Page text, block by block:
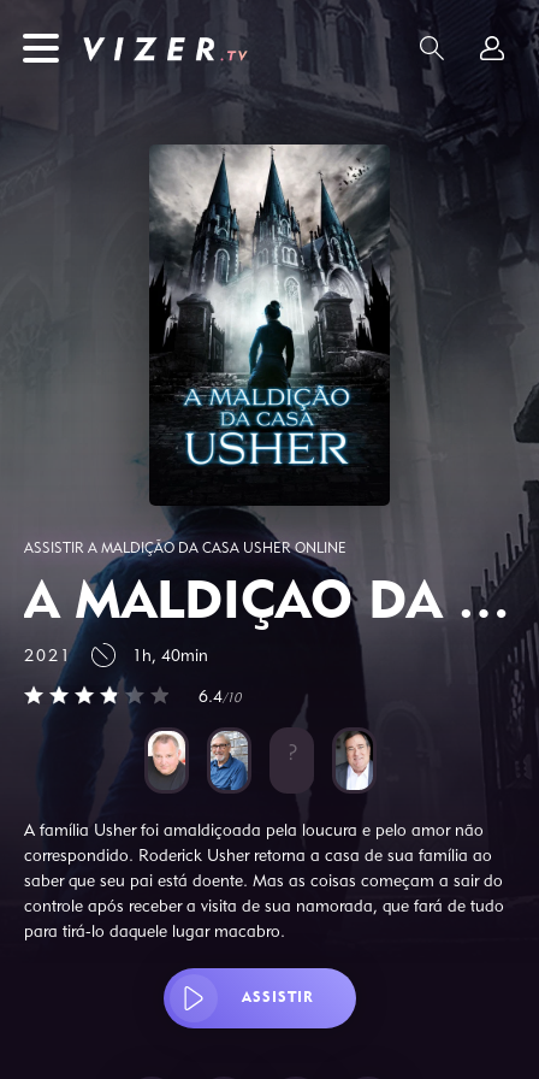
ASSISTIR A MALDIÇÃO DA CASA USHER ONLINE
A MALDIÇÃO DA CASA USHER
2021 1h, 40min
6.4/10
A família Usher foi amaldiçoada pela loucura e pelo amor não
correspondido. Roderick Usher retorna a casa de sua família ao
saber que seu pai está doente. Mas as coisas começam a sair do
controle após receber a visita de sua namorada, que fará de tudo
para tirá-lo daquele lugar macabro.
ASSISTIR